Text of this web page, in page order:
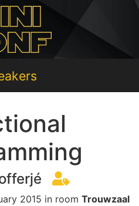
2015 in room Trouwzaal